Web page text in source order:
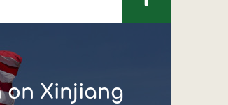
on Xinjiang